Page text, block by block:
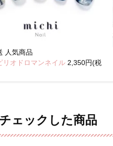
人気商品
リオドロマンネイル 2,350円(税
ェックした商品